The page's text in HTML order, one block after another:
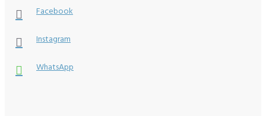
Facebook
Instagram
WhatsApp